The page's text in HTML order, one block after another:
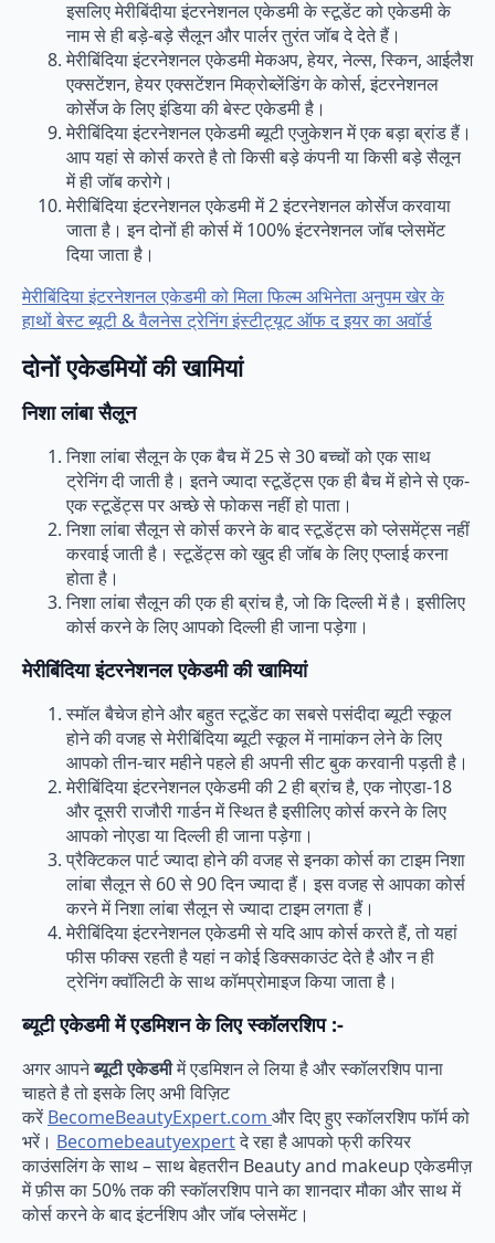
इसलिए मेरीबिंदीया इंटरनेशनल एकेडमी के स्टूडेंट को एकेडमी के
नाम से ही बड़े-बड़े सैलून और पार्लर तुरंत जॉब दे देते हैं।
मेरीबिंदिया इंटरनेशनल एकेडमी मेकअप, हेयर, नेल्स, स्किन, आईलैश
एक्सटेंशन, हेयर एक्सटेंशन मिक्रोब्लेंडिंग के कोर्स, इंटरनेशनल
कोर्सेज के लिए इंडिया की बेस्ट एकेडमी है।
मेरीबिंदिया इंटरनेशनल एकेडमी ब्यूटी एजुकेशन में एक बड़ा ब्रांड हैं।
आप यहां से कोर्स करते है तो किसी बड़े कंपनी या किसी बड़े सैलून
में ही जॉब करोगे।
मेरीबिंदिया इंटरनेशनल एकेडमी में 2 इंटरनेशनल कोर्सेज करवाया
जाता है। इन दोनों ही कोर्स में 100% इंटरनेशनल जॉब प्लेसमेंट
दिया जाता है।
मेरीबिंदिया इंटरनेशनल एकेडमी को मिला फिल्म अभिनेता अनुपम खेर के
हाथों बेस्ट ब्यूटी & वैलनेस ट्रेनिंग इंस्टीट्यूट ऑफ द इयर का अवॉर्ड
दोनों एकेडमियों की खामियां
निशा लांबा सैलून
निशा लांबा सैलून के एक बैच में 25 से 30 बच्चों को एक साथ
ट्रेनिंग दी जाती है। इतने ज्यादा स्टूडेंट्स एक ही बैच में होने से एक-
एक स्टूडेंट्स पर अच्छे से फोकस नहीं हो पाता।
निशा लांबा सैलून से कोर्स करने के बाद स्टूडेंट्स को प्लेसमेंट्स नहीं
करवाई जाती है। स्टूडेंट्स को खुद ही जॉब के लिए एप्लाई करना
होता है।
निशा लांबा सैलून की एक ही ब्रांच है, जो कि दिल्ली में है। इसीलिए
कोर्स करने के लिए आपको दिल्ली ही जाना पड़ेगा।
मेरीबिंदिया इंटरनेशनल एकेडमी की खामियां
स्मॉल बैचेज होने और बहुत स्टूडेंट का सबसे पसंदीदा ब्यूटी स्कूल
होने की वजह से मेरीबिंदिया ब्यूटी स्कूल में नामांकन लेने के लिए
आपको तीन-चार महीने पहले ही अपनी सीट बुक करवानी पड़ती है।
मेरीबिंदिया इंटरनेशनल एकेडमी की 2 ही ब्रांच है, एक नोएडा-18
और दूसरी राजौरी गार्डन में स्थित है इसीलिए कोर्स करने के लिए
आपको नोएडा या दिल्ली ही जाना पड़ेगा।
प्रैक्टिकल पार्ट ज्यादा होने की वजह से इनका कोर्स का टाइम निशा
लांबा सैलून से 60 से 90 दिन ज्यादा हैं। इस वजह से आपका कोर्स
करने में निशा लांबा सैलून से ज्यादा टाइम लगता हैं।
मेरीबिंदिया इंटरनेशनल एकेडमी से यदि आप कोर्स करते हैं, तो यहां
फीस फीक्स रहती है यहां न कोई डिक्सकाउंट देते है और न ही
ट्रेनिंग क्वॉलिटी के साथ कॉमप्रोमाइज किया जाता है।
ब्यूटी एकेडमी में एडमिशन के लिए स्कॉलरशिप :-
अगर आपनेब्यूटी एकेडमीमें एडमिशन ले लिया है और स्कॉलरशिप पाना
चाहते है तो इसके लिए अभी विज़िट
करें BecomeBeautyExpert.com और दिए हुए स्कॉलरशिप फॉर्म को
भरें। Becomebeautyexpertदे रहा है आपको फ्री करियर
काउंसलिंग के साथ – साथ बेहतरीन Beauty and makeup एकेडमीज़
में फ़ीस का 50% तक की स्कॉलरशिप पाने का शानदार मौका और साथ में
कोर्स करने के बाद इंटर्नशिप और जॉब प्लेसमेंट।